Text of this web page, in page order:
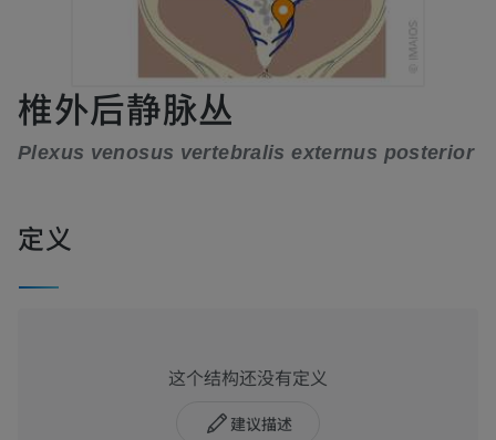
椎外后静脉丛
Plexus venosus vertebralis externus posterior
定义
这个结构还没有定义
建议描述